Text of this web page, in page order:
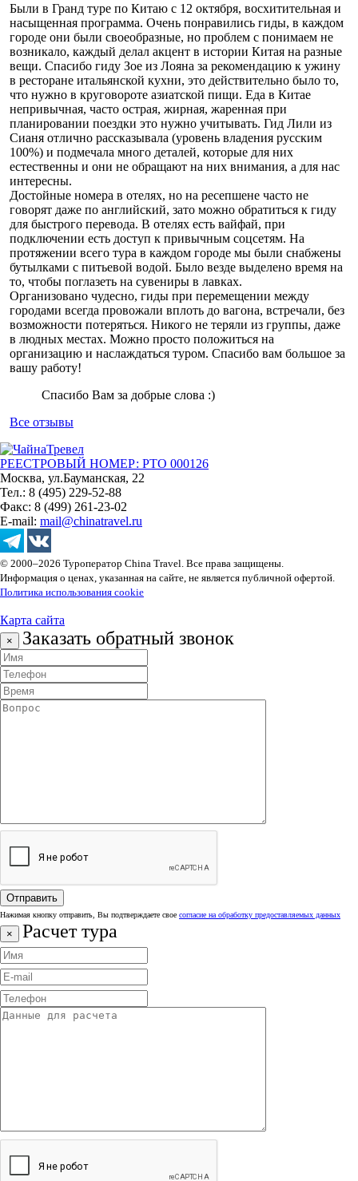
Были в Гранд туре по Китаю с 12 октября, восхитительная и
насыщенная программа. Очень понравились гиды, в каждом
городе они были своеобразные, но проблем с понимаем не
возникало, каждый делал акцент в истории Китая на разные
вещи. Спасибо гиду Зое из Лояна за рекомендацию к ужину
в ресторане итальянской кухни, это действительно было то,
что нужно в круговороте азиатской пищи. Еда в Китае
непривычная, часто острая, жирная, жаренная при
планировании поездки это нужно учитывать. Гид Лили из
Сианя отлично рассказывала (уровень владения русским
100%) и подмечала много деталей, которые для них
естественны и они не обращают на них внимания, а для нас
интересны.
Достойные номера в отелях, но на ресепшене часто не
говорят даже по английский, зато можно обратиться к гиду
для быстрого перевода. В отелях есть вайфай, при
подключении есть доступ к привычным соцсетям. На
протяжении всего тура в каждом городе мы были снабжены
бутылками с питьевой водой. Было везде выделено время на
то, чтобы поглазеть на сувениры в лавках.
Организовано чудесно, гиды при перемещении между
городами всегда провожали вплоть до вагона, встречали, без
возможности потеряться. Никого не теряли из группы, даже
в людных местах. Можно просто положиться на
организацию и наслаждаться туром. Спасибо вам большое за
вашу работу!
Спасибо Вам за добрые слова :)
Все отзывы
РЕЕСТРОВЫЙ НОМЕР: РТО 000126
Москва, ул.Бауманская, 22
Тел.: 8 (495) 229-52-88
Факс: 8 (499) 261-23-02
E-mail: mail@chinatravel.ru
© 2000–2026 Туроператор China Travel. Все права защищены.
Информация о ценах, указанная на сайте, не является публичной офертой.
Политика использования cookie
Карта сайта
× Заказать обратный звонок
Нажимая кнопку отправить, Вы подтверждаете свое согласие на обработку предоставляемых данных
× Расчет тура